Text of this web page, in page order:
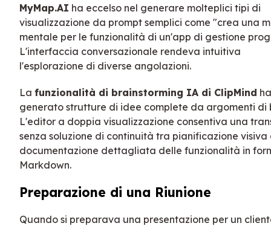
MyMap.AI ha eccelso nel generare molteplici tipi di
visualizzazione da prompt semplici come "crea una
mentale per le funzionalità di un'app di gestione
L'interfaccia conversazionale rendeva intuitiva
l'esplorazione di diverse angolazioni.
La funzionalità di brainstorming IA di ClipMind ha
generato strutture di idee complete da argomenti di
L'editor a doppia visualizzazione consentiva una
senza soluzione di continuità tra pianificazione visiva
documentazione dettagliata delle funzionalità in
Markdown.
Preparazione di una Riunione
Quando si preparava una presentazione per un